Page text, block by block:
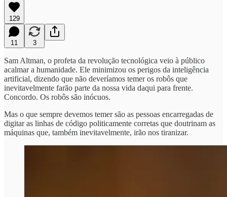
129
11 3
Sam Altman, o profeta da revolução tecnológica veio à público
acalmar a humanidade. Ele minimizou os perigos da inteligência
artificial, dizendo que não deveríamos temer os robôs que
inevitavelmente farão parte da nossa vida daqui para frente.
Concordo. Os robôs são inócuos.
Mas o que sempre devemos temer são as pessoas encarregadas de
digitar as linhas de código politicamente corretas que doutrinam as
máquinas que, também inevitavelmente, irão nos tiranizar.